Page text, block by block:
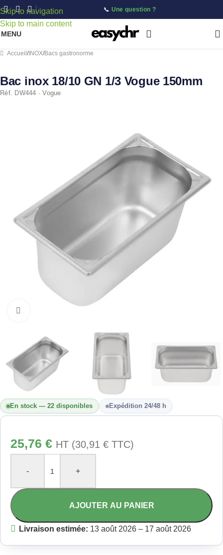
Skip to navigation
Skip to main content
📞 Une question ?
MENU
Accueil /INOX/Bacs gastronorme
Bac inox 18/10 GN 1/3 Vogue 150mm
Réf. DW444 · Vogue
En stock — 22 disponibles Expédition 24/48 h
25,76 € HT (30,91 € TTC)
- +
AJOUTER AU PANIER
Livraison estimée: 13 août 2026 – 17 août 2026